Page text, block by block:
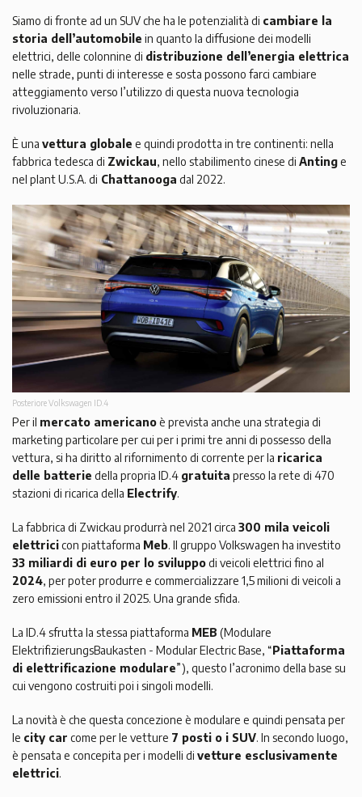
Siamo di fronte ad un SUV che ha le potenzialità di cambiare la
storia dell’automobile in quanto la diffusione dei modelli
elettrici, delle colonnine di distribuzione dell’energia elettrica
nelle strade, punti di interesse e sosta possono farci cambiare
atteggiamento verso l’utilizzo di questa nuova tecnologia
rivoluzionaria.
È una vettura globale e quindi prodotta in tre continenti: nella
fabbrica tedesca di Zwickau, nello stabilimento cinese di Antinge
nel plant U.S.A. di Chattanooga dal 2022.
Posteriore Volkswagen ID.4
Per il mercato americanoè prevista anche una strategia di
marketing particolare per cui per i primi tre anni di possesso della
vettura, si ha diritto al rifornimento di corrente per la ricarica
delle batterie della propria ID.4 gratuita presso la rete di 470
stazioni di ricarica della Electrify.
La fabbrica di Zwickau produrrà nel 2021 circa 300 mila veicoli
elettricicon piattaforma Meb. Il gruppo Volkswagen ha investito
33 miliardi di euro per lo sviluppodi veicoli elettrici fino al
2024, per poter produrre e commercializzare 1,5 milioni di veicoli a
zero emissioni entro il 2025. Una grande sfida.
La ID.4 sfrutta la stessa piattaforma MEB (Modulare
ElektrifizierungsBaukasten - Modular Electric Base, “Piattaforma
di elettrificazione modulare”), questo l’acronimo della base su
cui vengono costruiti poi i singoli modelli.
La novità è che questa concezione è modulare e quindi pensata per
le city car come per le vetture 7 posti o i SUV. In secondo luogo,
è pensata e concepita per i modelli di vetture esclusivamente
elettrici.